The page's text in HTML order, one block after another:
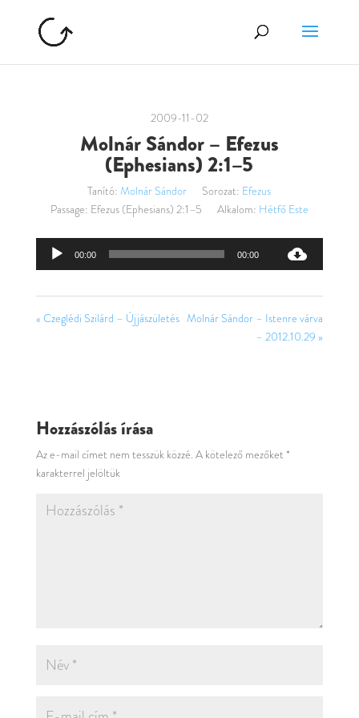
2009-11-02
Molnár Sándor – Efezus
(Ephesians) 2:1–5
Tanító: Molnár Sándor Sorozat: Efezus
Passage: Efezus (Ephesians) 2:1–5 Alkalom: Hétfő Este
Audió
00:00 00:00
« Czeglédi Szilárd – Újjászületés Molnár Sándor – Istenre várva
– 2012.10.29 »
Hozzászólás írása
Az e-mail címet nem tesszük közzé. A kötelező mezőket *
karakterrel jelöltük